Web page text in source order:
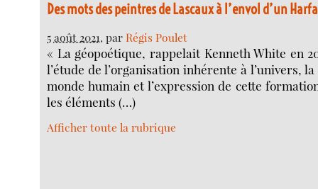
Des mots des peintres de Lascaux à l’envol d’un
5 août 2021, parRégis Poulet
« La géopoétique, rappelait Kenneth White en
l’étude de l’organisation inhérente à l’univers,
monde humain et l’expression de cette
les éléments (…)
Afficher toute la rubrique